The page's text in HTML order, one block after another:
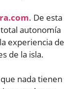
. De esta
autonomía
experiencia de
de la isla.
nada tienen